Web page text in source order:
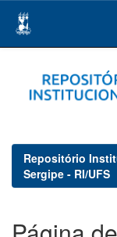
navigation
Repositório
Sergipe - RI/UFS